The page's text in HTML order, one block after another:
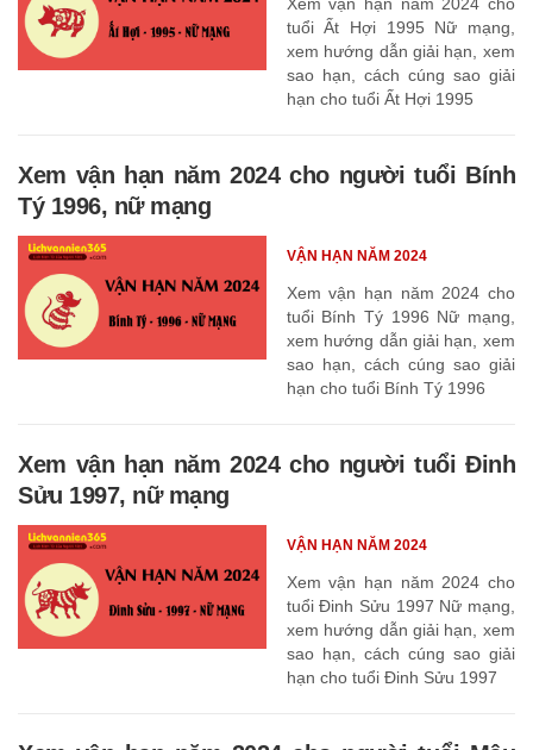
tuổi Ất Hợi 1995 Nữ mạng,
xem hướng dẫn giải hạn, xem
sao hạn, cách cúng sao giải
hạn cho tuổi Ất Hợi 1995
Xem vận hạn năm 2024 cho người tuổi Bính
Tý 1996, nữ mạng
Xem vận hạn năm 2024 cho
tuổi Bính Tý 1996 Nữ mạng,
xem hướng dẫn giải hạn, xem
sao hạn, cách cúng sao giải
hạn cho tuổi Bính Tý 1996
VẬN HẠN NĂM 2024
Xem vận hạn năm 2024 cho người tuổi Đinh
Sửu 1997, nữ mạng
Xem vận hạn năm 2024 cho
tuổi Đinh Sửu 1997 Nữ mạng,
xem hướng dẫn giải hạn, xem
sao hạn, cách cúng sao giải
hạn cho tuổi Đinh Sửu 1997
VẬN HẠN NĂM 2024